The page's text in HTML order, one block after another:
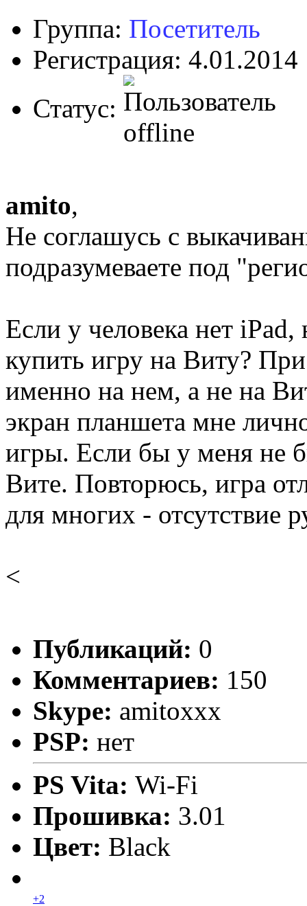
Группа: Посетитель
Регистрация: 4.01.2014
Статус:
amito,
Не соглашусь с
подразумеваете под
Если у человека нет
купить игру на Виту?
именно на нем, а не на
экран планшета мне
игры. Если бы у меня не
Вите. Повторюсь, игра
для многих - отсутствие
<
Публикаций: 0
Комментариев: 150
Skype: amitoxxx
PSP: нет
PS Vita: Wi-Fi
Прошивка: 3.01
Цвет: Black
+2